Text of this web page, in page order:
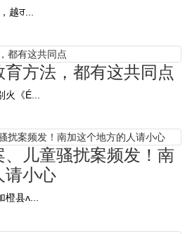
越ਰ...
方法，都有这共同点
火《É...
、儿童骚扰案频发！南
请小心
县ʌ...